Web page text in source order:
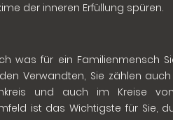
der inneren Erfüllung spüren.
was für ein Familienmensch
Verwandten, Sie zählen
und auch im Kreise
ist das Wichtigste für Sie,